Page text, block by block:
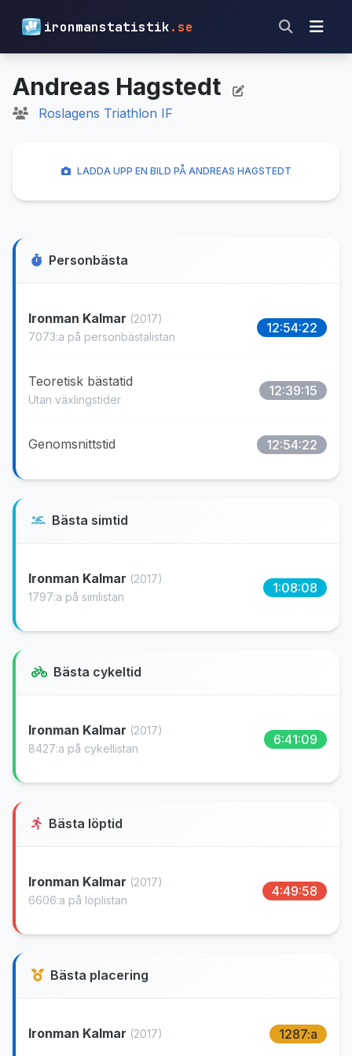
ironmanstatistik.se
Andreas Hagstedt
Roslagens Triathlon IF
Personbästa
Ironman Kalmar (2017)
7073:a på personbästalistan
12:54:22
Teoretisk bästatid
Utan växlingstider
12:39:15
Genomsnittstid 12:54:22
Bästa simtid
Ironman Kalmar (2017)
1797:a på simlistan
1:08:08
Bästa cykeltid
Ironman Kalmar (2017)
8427:a på cykellistan
6:41:09
Bästa löptid
Ironman Kalmar (2017)
6606:a på löplistan
4:49:58
Bästa placering
Ironman Kalmar (2017) 1287:a
LADDA UPP EN BILD PÅ ANDREAS HAGSTEDT